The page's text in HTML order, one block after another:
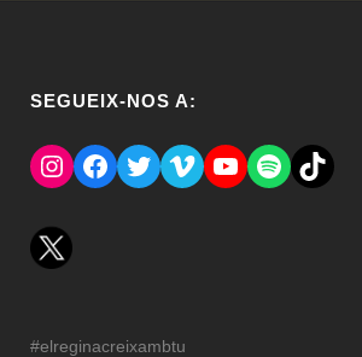
SEGUEIX-NOS A:
Instagram
Facebook
TwitterVimeoYouTube
Spotify
El Tik Tok del
#elreginacreixambtu